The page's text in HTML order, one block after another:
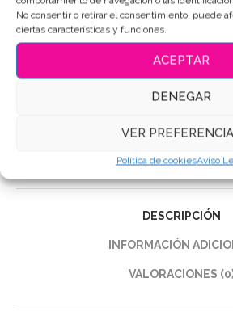
No consentir o retirar el consentimiento, puede
ciertas características y funciones.
ACEPTAR
DENEGAR
VER
Política de cookiesAviso
Aniversario-San Valentín
Galletas personalizadas, Galletas San
DESCRIPCIÓN
INFORMACIÓN
VALORACIONES